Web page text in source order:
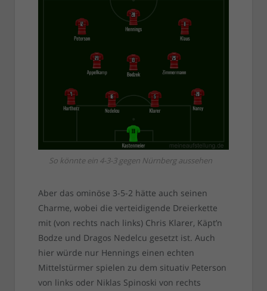
So könnte ein 4-3-3 gegen Nürnberg aussehen
Aber das ominöse 3-5-2 hätte auch seinen
Charme, wobei die verteidigende Dreierkette
mit (von rechts nach links) Chris Klarer, Käpt’n
Bodze und Dragos Nedelcu gesetzt ist. Auch
hier würde nur Hennings einen echten
Mittelstürmer spielen zu dem situativ Peterson
von links oder Niklas Spinoski von rechts